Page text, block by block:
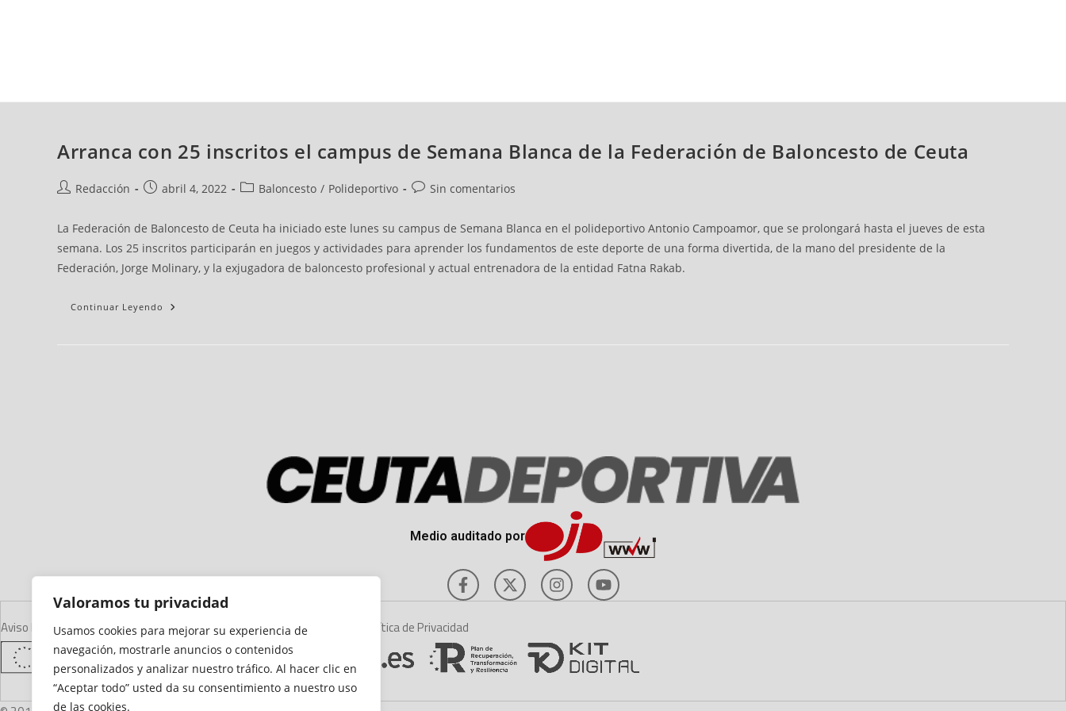
Valoramos tu privacidad
Usamos cookies para mejorar su experiencia de
navegación, mostrarle anuncios o contenidos
personalizados y analizar nuestro tráfico. Al hacer clic en
“Aceptar todo” usted da su consentimiento a nuestro uso
de las cookies.
Arranca con 25 inscritos el campus de Semana Blanca de la Federación de Baloncesto de Ceuta
Redacción abril 4, 2022 Baloncesto / Polideportivo Sin comentarios
La Federación de Baloncesto de Ceuta ha iniciado este lunes su campus de Semana Blanca en el polideportivo Antonio Campoamor, que se prolongará hasta el jueves de esta
semana. Los 25 inscritos participarán en juegos y actividades para aprender los fundamentos de este deporte de una forma divertida, de la mano del presidente de la
Federación, Jorge Molinary, y la exjugadora de baloncesto profesional y actual entrenadora de la entidad Fatna Rakab.
Continuar Leyendo
Medio auditado por
Aviso LegalDeclaración de AccesibilidadMapa del SitioPolítica de Cookies Política de Privacidad